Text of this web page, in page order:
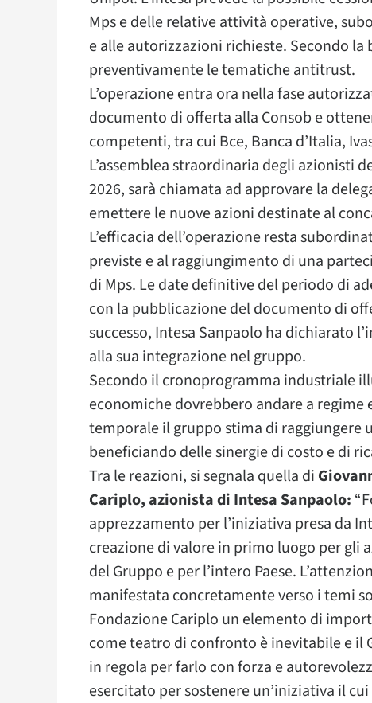
Mps e delle relative attività operative,
e alle autorizzazioni richieste. Secondo
preventivamente le tematiche antitrust.
L’operazione entra ora nella fase
documento di offerta alla Consob e
competenti, tra cui Bce, Banca d’Italia,
L’assemblea straordinaria degli azionisti
2026, sarà chiamata ad approvare la
emettere le nuove azioni destinate al
L’efficacia dell’operazione resta
previste e al raggiungimento di una
di Mps. Le date definitive del periodo di
con la pubblicazione del documento di
successo, Intesa Sanpaolo ha dichiarato
alla sua integrazione nel gruppo.
Secondo il cronoprogramma industriale
economiche dovrebbero andare a
temporale il gruppo stima di
beneficiando delle sinergie di costo e di
Tra le reazioni, si segnala quella di
Cariplo, azionista di Intesa Sanpaolo:
apprezzamento per l’iniziativa presa da
creazione di valore in primo luogo per gli
del Gruppo e per l’intero Paese.
manifestata concretamente verso i temi
Fondazione Cariplo un elemento di
come teatro di confronto è inevitabile e il
in regola per farlo con forza e
esercitato per sostenere un’iniziativa il